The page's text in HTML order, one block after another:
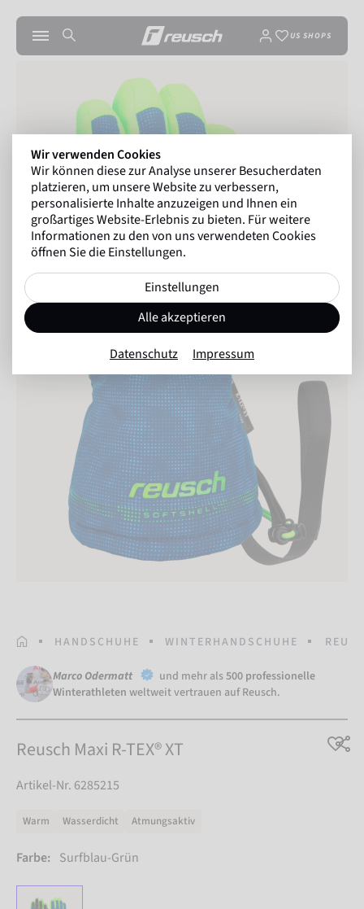
US SHOPS
STARTSEITEHANDSCHUHE WINTERHANDSCHUHE
Marco Odermatt und mehr als500 professionelle
Winterathleten weltweit vertrauen auf Reusch.
Reusch Maxi R-TEX® XT
Artikel-Nr. 6285215
Warm Wasserdicht Atmungsaktiv
Farbe: Surfblau-Grün
Wir verwenden Cookies
Wir können diese zur Analyse unserer Besucherdaten
platzieren, um unsere Website zu verbessern,
personalisierte Inhalte anzuzeigen und Ihnen ein
großartiges Website-Erlebnis zu bieten. Für weitere
Informationen zu den von uns verwendeten Cookies
öffnen Sie die Einstellungen.
Einstellungen
Alle akzeptieren
Datenschutz Impressum